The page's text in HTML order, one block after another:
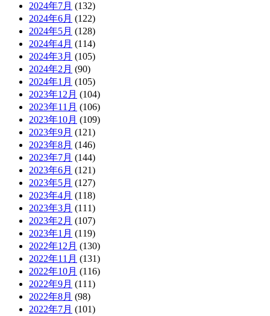
2024年7月 (132)
2024年6月 (122)
2024年5月 (128)
2024年4月 (114)
2024年3月 (105)
2024年2月 (90)
2024年1月 (105)
2023年12月 (104)
2023年11月 (106)
2023年10月 (109)
2023年9月 (121)
2023年8月 (146)
2023年7月 (144)
2023年6月 (121)
2023年5月 (127)
2023年4月 (118)
2023年3月 (111)
2023年2月 (107)
2023年1月 (119)
2022年12月 (130)
2022年11月 (131)
2022年10月 (116)
2022年9月 (111)
2022年8月 (98)
2022年7月 (101)